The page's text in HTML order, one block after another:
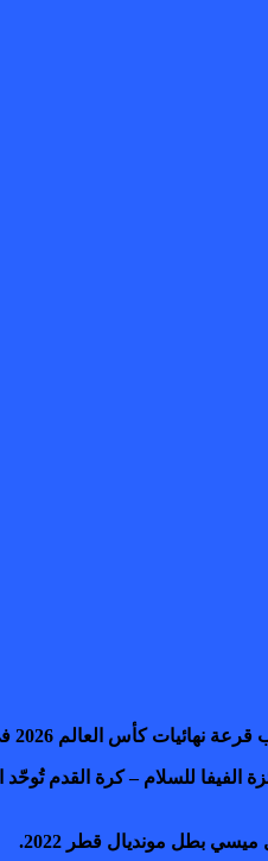
في العاصمة الأميركية واشنطن.
للسلام – كرة القدم تُوحّد
بطل مونديال قطر 2022.